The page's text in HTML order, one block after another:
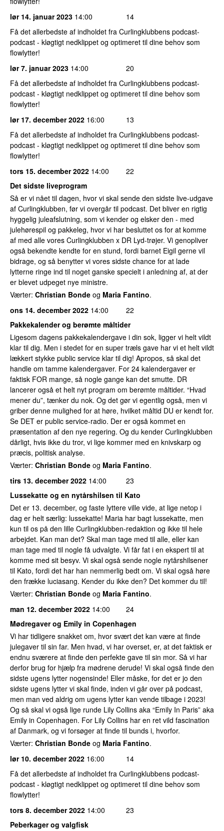
lør 14. januar 2023 14:00
14
Få det allerbedste af indholdet fra Curlingklubbens podcast-
podcast - kløgtigt nedklippet og optimeret til dine behov som
flowlytter!
lør 7. januar 2023 14:00
20
Få det allerbedste af indholdet fra Curlingklubbens podcast-
podcast - kløgtigt nedklippet og optimeret til dine behov som
flowlytter!
lør 17. december 2022 16:00
13
Få det allerbedste af indholdet fra Curlingklubbens podcast-
podcast - kløgtigt nedklippet og optimeret til dine behov som
flowlytter!
tors 15. december 2022 14:00
22
Det sidste liveprogram
Så er vi nået til dagen, hvor vi skal sende den sidste live-udgave
af Curlingklubben, før vi overgår til podcast. Det bliver en rigtig
hyggelig juleafslutning, som vi kender og elsker den - med
julehørespil og pakkeleg, hvor vi har besluttet os for at komme
af med alle vores Curlingklubben x DR Lyd-trøjer. Vi genopliver
også bekendte kendte for en stund, fordi barnet Eigil gerne vil
bidrage, og så benytter vi vores sidste chance for at lade
lytterne ringe ind til noget ganske specielt i anledning af, at der
er blevet udpeget nye ministre.
Værter: Christian Bonde og Maria Fantino.
ons 14. december 2022 14:00
22
Pakkekalender og berømte måltider
Ligesom dagens pakkekalendergave i din sok, ligger vi helt vildt
klar til dig. Men i stedet for en super træls gave har vi et helt vildt
lækkert stykke public service klar til dig! Apropos, så skal det
handle om tamme kalendergaver. For 24 kalendergaver er
faktisk FOR mange, så nogle gange kan det smutte. DR
lancerer også et helt nyt program om berømte måltider. “Hvad
mener du”, tænker du nok. Og det gør vi egentlig også, men vi
griber denne mulighed for at høre, hvilket måltid DU er kendt for.
Se DET er public service-radio. Der er også kommet en
præsentation af den nye regering. Og du kender Curlingklubben
dårligt, hvis ikke du tror, vi lige kommer med en knivskarp og
præcis, politisk analyse.
Værter: Christian Bonde og Maria Fantino.
tirs 13. december 2022 14:00
23
Lussekatte og en nytårshilsen til Kato
Det er 13. december, og faste lyttere ville vide, at lige netop i
dag er helt særlig: lussekatte! Maria har bagt lussekatte, men
kun til os på den lille Curlingklubben-redaktion og ikke til hele
arbejdet. Kan man det? Skal man tage med til alle, eller kan
man tage med til nogle få udvalgte. Vi får fat i en ekspert til at
komme med sit besyv. Vi skal også sende nogle nytårshilsener
til Kato, fordi det har han nemmerlig bedt om. Vi skal også høre
den frække luciasang. Kender du ikke den? Det kommer du til!
Værter: Christian Bonde og Maria Fantino.
man 12. december 2022 14:00
24
Mødregaver og Emily in Copenhagen
Vi har tidligere snakket om, hvor svært det kan være at finde
julegaver til sin far. Men hvad, vi har overset, er, at det faktisk er
endnu sværere at finde den perfekte gave til sin mor. Så vi har
derfor brug for hjælp fra mødrene derude! Vi skal også finde den
sidste ugens lytter nogensinde! Eller måske, for det er jo den
sidste ugens lytter vi skal finde, inden vi går over på podcast,
men man ved aldrig om ugens lytter kan vende tilbage i 2023!
Og så skal vi også lige runde Lily Collins aka “Emily In Paris” aka
Emily in Copenhagen. For Lily Collins har en ret vild fascination
af Danmark, og vi forsøger at finde til bunds i, hvorfor.
Værter: Christian Bonde og Maria Fantino.
lør 10. december 2022 16:00
14
Få det allerbedste af indholdet fra Curlingklubbens podcast-
podcast - kløgtigt nedklippet og optimeret til dine behov som
flowlytter!
tors 8. december 2022 14:00
23
Peberkager og valgfisk